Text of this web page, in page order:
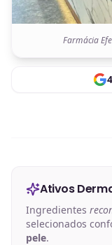
Farmácia
Ativos
Ingredientes
selecionados
pele.